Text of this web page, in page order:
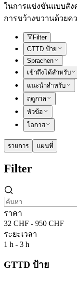
ในการแข่งขันแบบสัง
การขว้างขวานด้วยค
Filter
GTTD ป้าย
Sprachen
เข้าถึงได้สำหรับ
แนะนำสำหรับ
ฤดูกาล
หัวข้อ
โอกาส
รายการ แผนที่
Filter
ราคา
32 CHF - 950 CHF
ระยะเวลา
1 h - 3 h
GTTD ป้าย